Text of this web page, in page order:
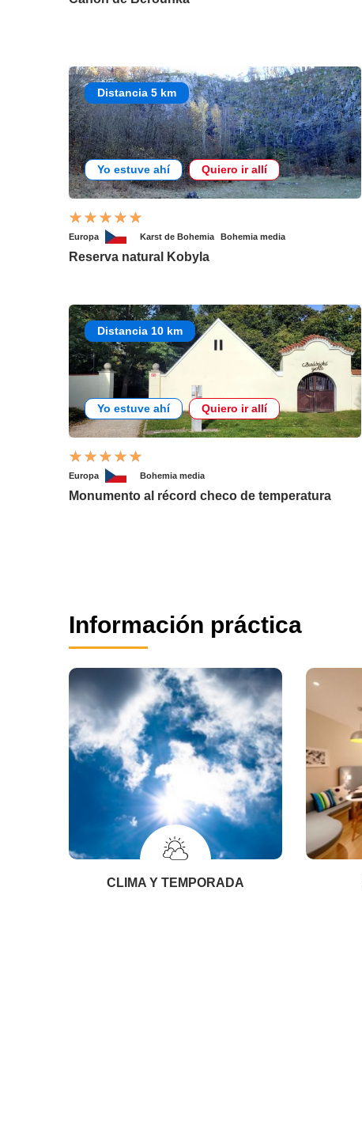
Distancia 5 km
Yo estuve ahí Quiero ir allí
Europa Karst de Bohemia Bohemia media
Reserva natural Kobyla
Distancia 10 km
Yo estuve ahí Quiero ir allí
Europa Bohemia media
Monumento al récord checo de temperatura
Información práctica
CLIMA Y TEMPORADA